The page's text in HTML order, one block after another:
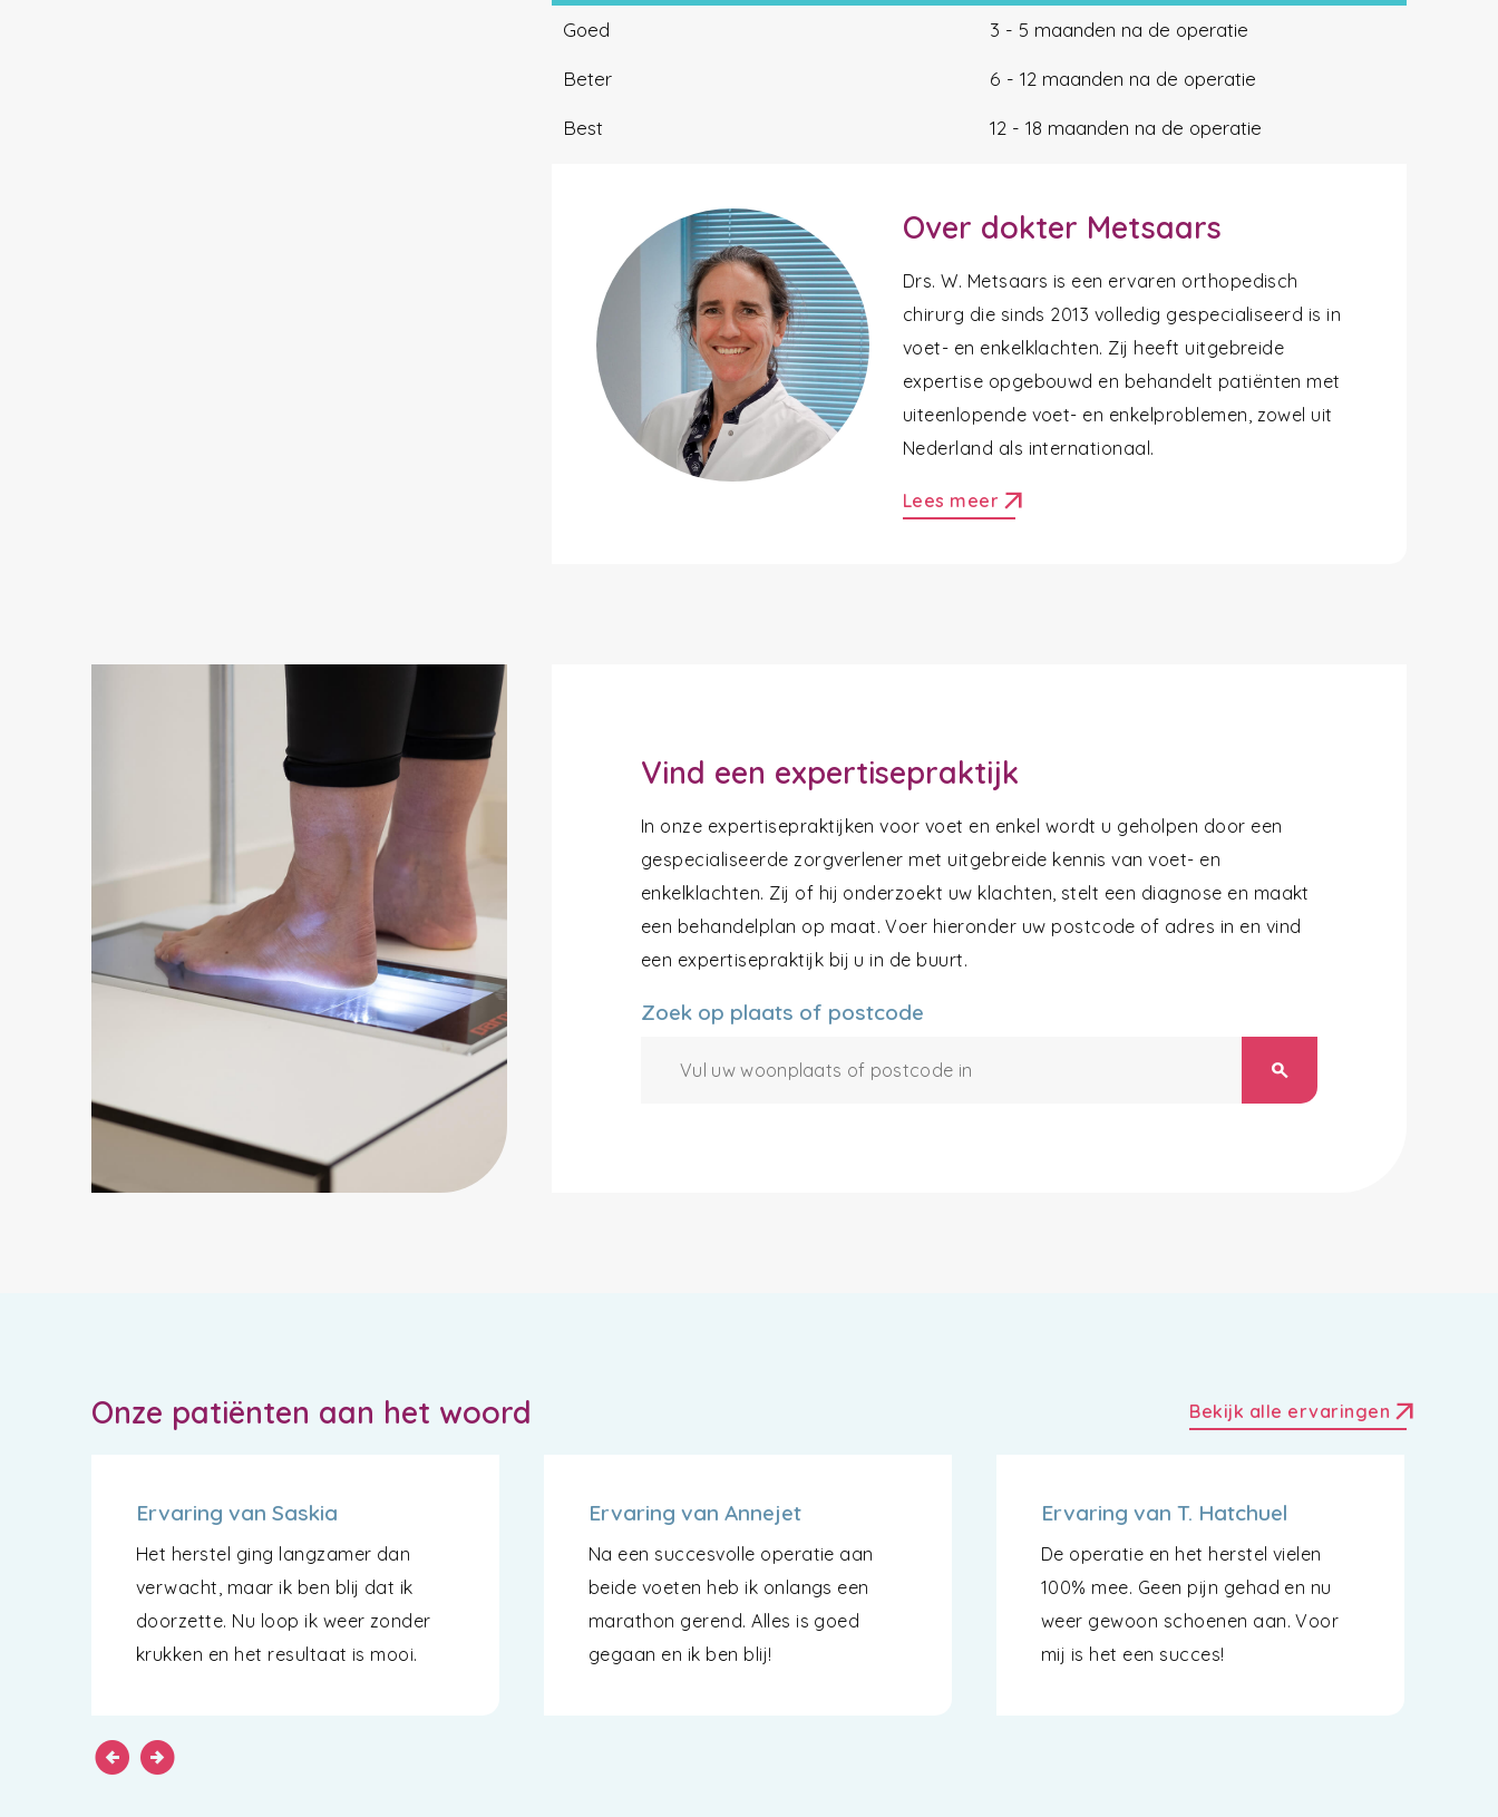
Goed 3 - 5 maanden na de operatie
Beter 6 - 12 maanden na de operatie
Best 12 - 18 maanden na de operatie
Over dokter Metsaars
Drs. W. Metsaars is een ervaren orthopedisch
chirurg die sinds 2013 volledig gespecialiseerd is in
voet- en enkelklachten. Zij heeft uitgebreide
expertise opgebouwd en behandelt patiënten met
uiteenlopende voet- en enkelproblemen, zowel uit
Nederland als internationaal.
Lees meer arrow_outward
Vind een expertisepraktijk
In onze expertisepraktijken voor voet en enkel wordt u geholpen door een
gespecialiseerde zorgverlener met uitgebreide kennis van voet- en
enkelklachten. Zij of hij onderzoekt uw klachten, stelt een diagnose en maakt
een behandelplan op maat. Voer hieronder uw postcode of adres in en vind
een expertisepraktijk bij u in de buurt.
Zoek op plaats of postcode
search
Onze patiënten aan het woord Bekijk alle ervaringen arrow_outward
Ervaring van Saskia
Het herstel ging langzamer dan
verwacht, maar ik ben blij dat ik
doorzette. Nu loop ik weer zonder
krukken en het resultaat is mooi.
Ervaring van Annejet
Na een succesvolle operatie aan
beide voeten heb ik onlangs een
marathon gerend. Alles is goed
gegaan en ik ben blij!
Ervaring van T. Hatchuel
De operatie en het herstel vielen
100% mee. Geen pijn gehad en nu
weer gewoon schoenen aan. Voor
mij is het een succes!
arrow_circle_left arrow_circle_right